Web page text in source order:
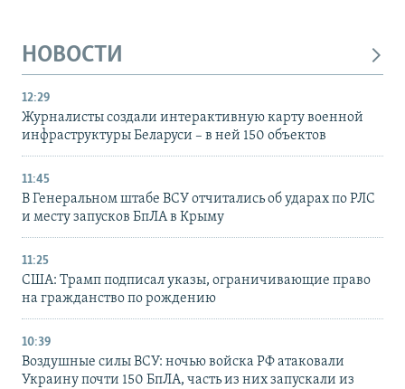
НОВОСТИ
12:29
Журналисты создали интерактивную карту военной
инфраструктуры Беларуси – в ней 150 объектов
11:45
В Генеральном штабе ВСУ отчитались об ударах по РЛС
и месту запусков БпЛА в Крыму
11:25
США: Трамп подписал указы, ограничивающие право
на гражданство по рождению
10:39
Воздушные силы ВСУ: ночью войска РФ атаковали
Украину почти 150 БпЛА, часть из них запускали из